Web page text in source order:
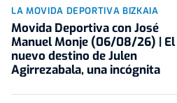
LA MOVIDA DEPORTIVA BIZKAIA
Movida Deportiva con José
Manuel Monje (06/08/26) | El
nuevo destino de Julen
Agirrezabala, una incógnita